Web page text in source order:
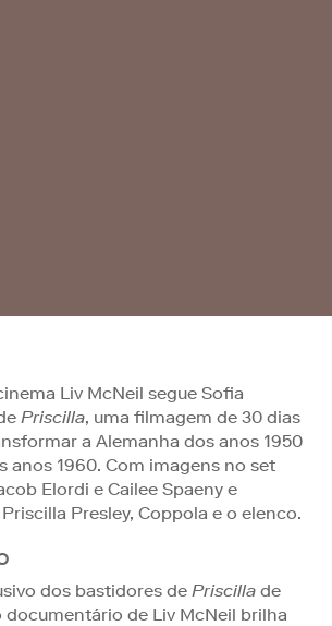
Liv McNeil segue Sofia
Priscilla, uma filmagem de 30 dias
a Alemanha dos anos 1950
anos 1960. Com imagens no set
Elordi e Cailee Spaeny e
Presley, Coppola e o elenco.
dos bastidores dePriscilla de
documentário de Liv McNeil brilha